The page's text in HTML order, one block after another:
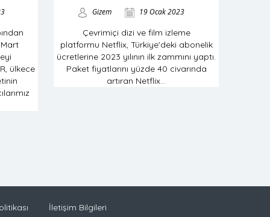
ülkece
Gizem 19 Ocak 2023
Çevrimiçi dizi ve film izleme
platformu Netflix, Türkiye'deki abonelik
ücretlerine 2023 yılının ilk zammını yaptı.
Paket fiyatlarını yüzde 40 civarında
artıran Netflix...
İletişim Bilgileri